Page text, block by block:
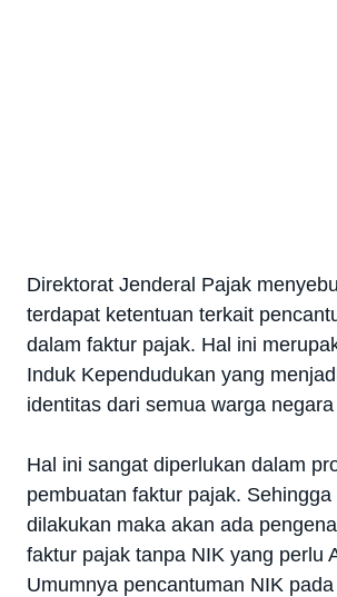
Direktorat Jenderal Pajak
terdapat ketentuan terkait
dalam faktur pajak. Hal ini
Induk Kependudukan yang
identitas dari semua warga
Hal ini sangat diperlukan dalam
pembuatan faktur pajak.
dilakukan maka akan ada
faktur pajak tanpa NIK yang perlu
Umumnya pencantuman NIK